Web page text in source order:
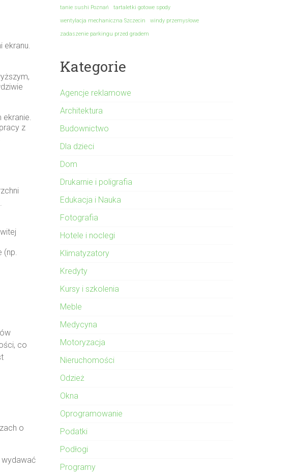
ekranu.
ekranie.
z
(np.
co
o
tanie sushi Poznań
tartaletki gotowe spody
wentylacja mechaniczna Szczecin
windy przemysłowe
zadaszenie parkingu przed gradem
Kategorie
Agencje reklamowe
Architektura
Budownictwo
Dla dzieci
Dom
Drukarnie i poligrafia
Edukacja i Nauka
Fotografia
Hotele i noclegi
Klimatyzatory
Kredyty
Kursy i szkolenia
Meble
Medycyna
Motoryzacja
Nieruchomości
Odzież
Okna
Oprogramowanie
Podatki
Podłogi
Programy